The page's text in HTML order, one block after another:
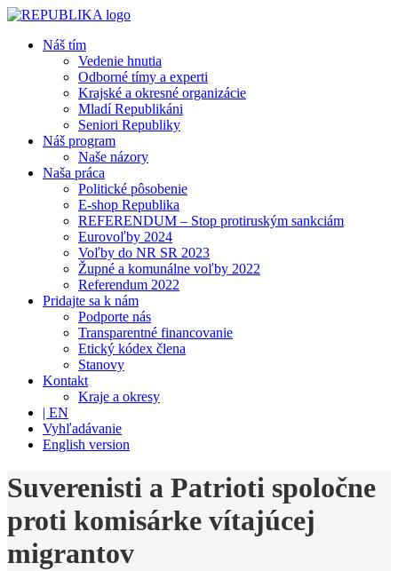
Náš tím
Vedenie hnutia
Odborné tímy a experti
Krajské a okresné organizácie
Mladí Republikáni
Seniori Republiky
Náš program
Naše názory
Naša práca
Politické pôsobenie
E-shop Republika
REFERENDUM – Stop protiruským sankciám
Eurovoľby 2024
Voľby do NR SR 2023
Župné a komunálne voľby 2022
Referendum 2022
Pridajte sa k nám
Podporte nás
Transparentné financovanie
Etický kódex člena
Stanovy
Kontakt
Kraje a okresy
| EN
Vyhľadávanie
English version
Suverenisti a Patrioti spoločne
proti komisárke vítajúcej
migrantov